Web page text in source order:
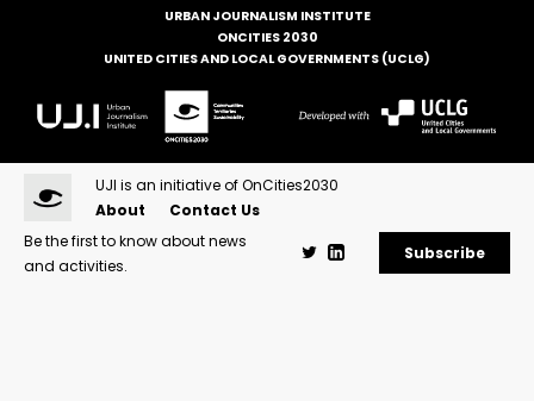
URBAN JOURNALISM INSTITUTE
ONCITIES 2030
UNITED CITIES AND LOCAL GOVERNMENTS (UCLG)
UJI is an initiative of OnCities2030
About
Contact Us
Be the first to know about news
and activities.
Subscribe